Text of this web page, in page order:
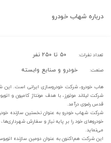
درباره شهاب خودرو
تعداد نفرات: ۵۰ تا ۲۵۰ نفر
صنعت: خودرو و صنایع وابسته
قدس رضوی درآمد.
شرکت شهاب خودرو به عنوان نخستین سازنده
خودروهای خود را بر پایه نیاز و سفارش
می‌نماید.
این شرکت هم‌اکنون به عنوان دومین سازنده